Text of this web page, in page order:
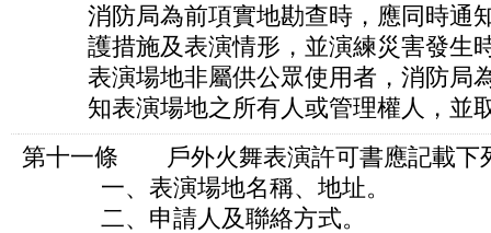
消防局為前項實地勘查時，應同時通知
護措施及表演情形，並演練災害發生
表演場地非屬供公眾使用者，消防局為
知表演場地之所有人或管理權人，並取
第十一條 戶外火舞表演許可書應記載下
一、表演場地名稱、地址。
二、申請人及聯絡方式。